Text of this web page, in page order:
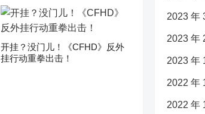
开挂？没门儿！《CFHD》反外
挂行动重拳出击！
2023 年
2023 年
2023 年
2022 年
2022 年